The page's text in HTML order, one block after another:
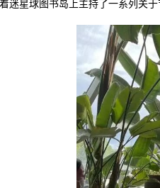
迷星球图书岛上主持了一系列关